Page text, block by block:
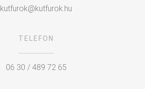
kutfurok@kutfurok.hu
TELEFON
06 30 / 489 72 65